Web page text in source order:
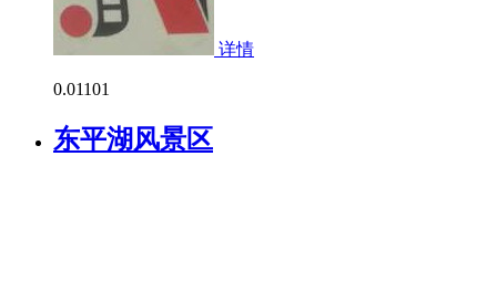
详情
0.01101
东平湖风景区